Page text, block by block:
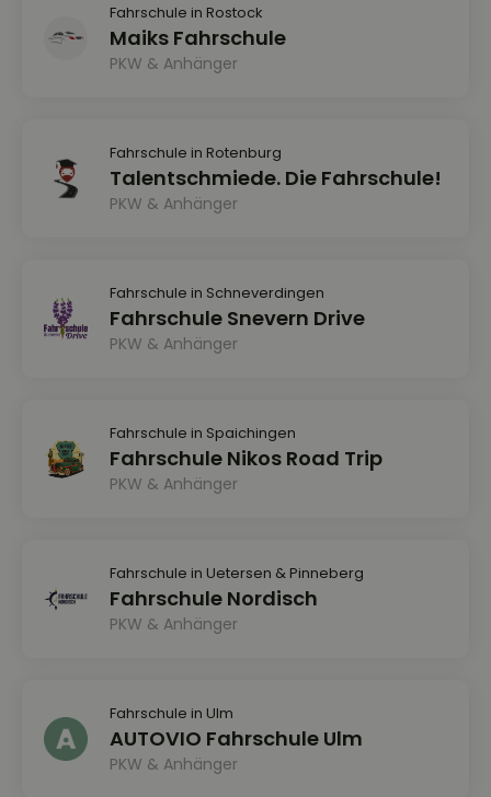
Fahrschule in Rostock
Maiks Fahrschule
PKW & Anhänger
Fahrschule in Rotenburg
Talentschmiede. Die Fahrschule!
PKW & Anhänger
Fahrschule in Schneverdingen
Fahrschule Snevern Drive
PKW & Anhänger
Fahrschule in Spaichingen
Fahrschule Nikos Road Trip
PKW & Anhänger
Fahrschule in Uetersen & Pinneberg
Fahrschule Nordisch
PKW & Anhänger
Fahrschule in Ulm
AUTOVIO Fahrschule Ulm
PKW & Anhänger